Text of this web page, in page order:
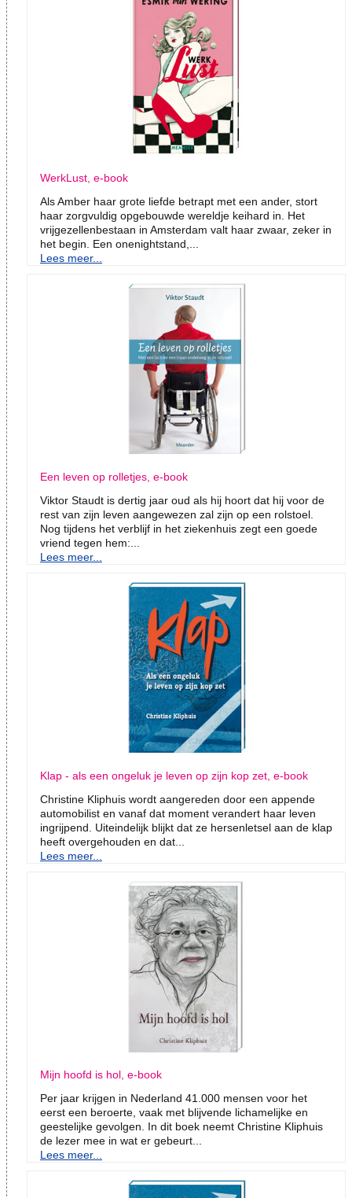
WerkLust, e-book
Als Amber haar grote liefde betrapt met een ander, stort
haar zorgvuldig opgebouwde wereldje keihard in. Het
vrijgezellenbestaan in Amsterdam valt haar zwaar, zeker in
het begin. Een onenightstand,...
Lees meer...
Een leven op rolletjes, e-book
Viktor Staudt is dertig jaar oud als hij hoort dat hij voor de
rest van zijn leven aangewezen zal zijn op een rolstoel.
Nog tijdens het verblijf in het ziekenhuis zegt een goede
vriend tegen hem:...
Lees meer...
Klap - als een ongeluk je leven op zijn kop zet, e-book
Christine Kliphuis wordt aangereden door een appende
automobilist en vanaf dat moment verandert haar leven
ingrijpend. Uiteindelijk blijkt dat ze hersenletsel aan de klap
heeft overgehouden en dat...
Lees meer...
Mijn hoofd is hol, e-book
Per jaar krijgen in Nederland 41.000 mensen voor het
eerst een beroerte, vaak met blijvende lichamelijke en
geestelijke gevolgen. In dit boek neemt Christine Kliphuis
de lezer mee in wat er gebeurt...
Lees meer...